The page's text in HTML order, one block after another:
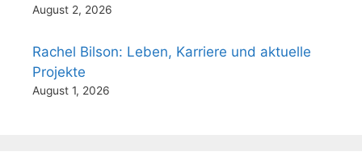
August 2, 2026
Rachel Bilson: Leben, Karriere und aktuelle
Projekte
August 1, 2026